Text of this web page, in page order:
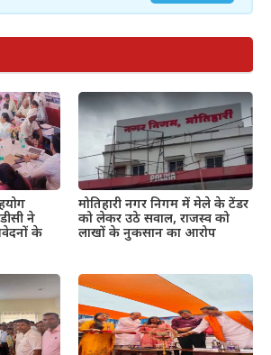
ने
के
मोतिहारी नगर निगम में मेले के टेंडर
को लेकर उठे सवाल, राजस्व को
लाखों के नुकसान का आरोप